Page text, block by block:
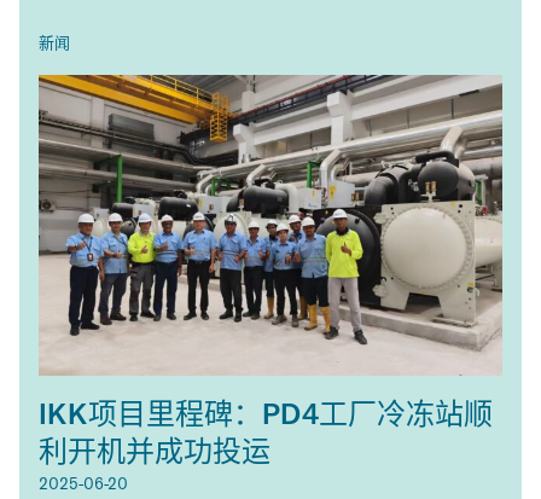
IKK项目里程碑：PD4工厂冷冻站顺
利开机并成功投运
2025-06-20
CATEGORY:
新闻